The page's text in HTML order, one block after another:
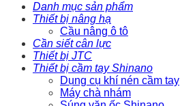
Danh mục sản phẩm
Thiết bị nâng hạ
Cầu nâng ô tô
Cần siết cân lực
Thiết bị JTC
Thiết bị cầm tay Shinano
Dụng cụ khí nén cầm tay
Máy chà nhám